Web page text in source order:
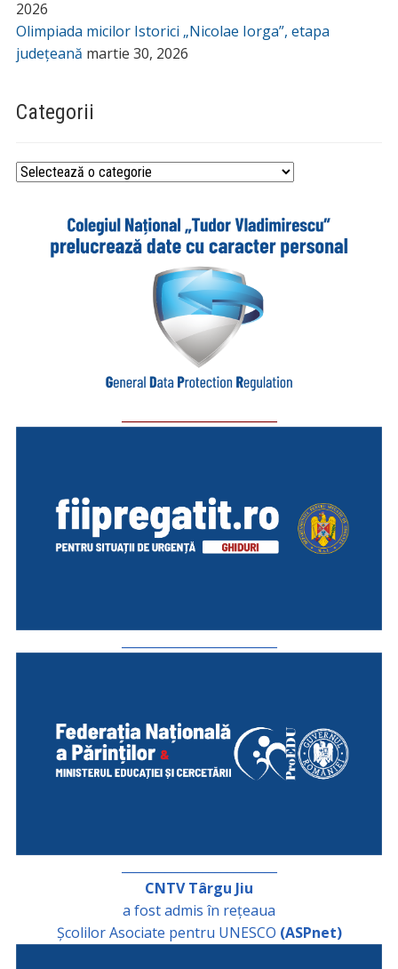
2026
Olimpiada micilor Istorici „Nicolae Iorga”, etapa
județeană martie 30, 2026
Categorii
Categorii
CNTV Târgu Jiu
a fost admis în rețeaua
Școlilor Asociate pentru UNESCO (ASPnet)